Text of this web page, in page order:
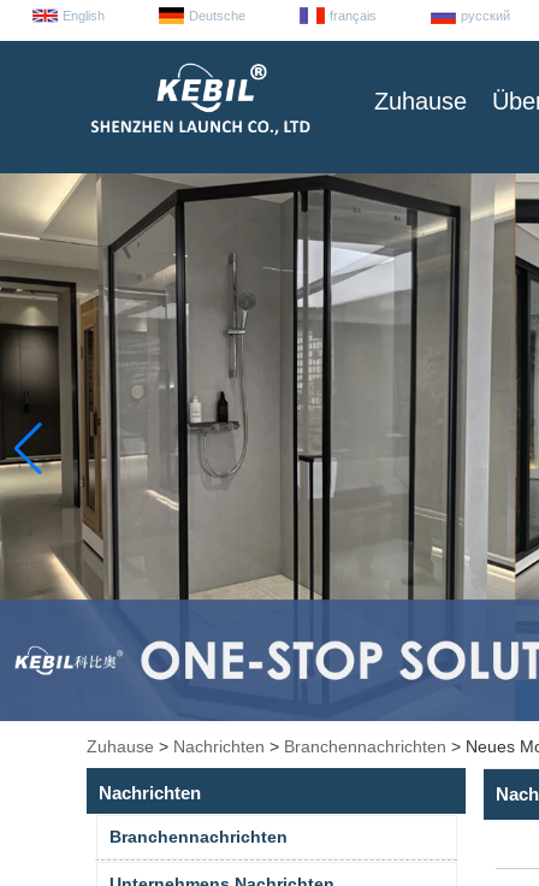
English Deutsche français русский
Zuhause
Zuhause > Nachrichten > Branchennachrichten > Neues
Nachrichten
Branchennachrichten